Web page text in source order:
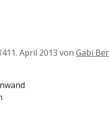
11. April 2013 von Gabi